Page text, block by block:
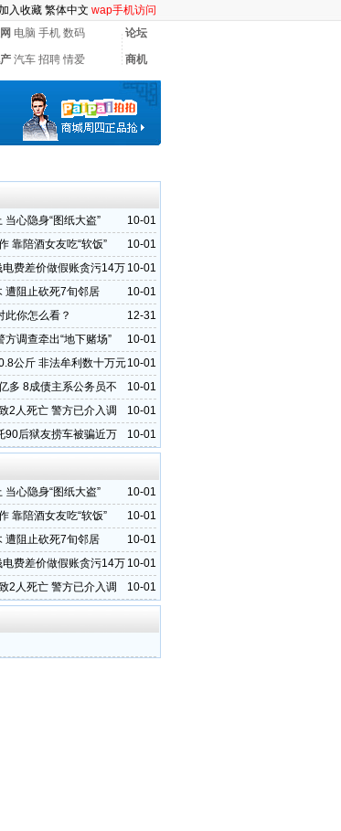
入收藏 繁体中文 wap手机访问
电脑 手机 数码 论坛
汽车 招聘 情爱 商机
10-01
心隐身“图纸大盗”
10-01
靠陪酒女友吃“软饭”
10-01
费差价做假账贪污14万
10-01
遭阻止砍死7旬邻居
12-31
此你怎么看？
10-01
调查牵出“地下赌场”
10-01
公斤 非法牟利数十万元
10-01
多 8成债主系公务员不
10-01
2人死亡 警方已介入调
10-01
90后狱友捞车被骗近万
10-01
心隐身“图纸大盗”
10-01
靠陪酒女友吃“软饭”
10-01
遭阻止砍死7旬邻居
10-01
费差价做假账贪污14万
10-01
2人死亡 警方已介入调